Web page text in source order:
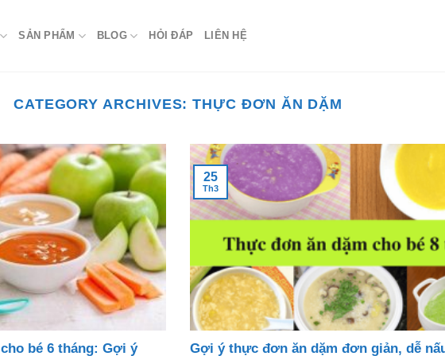
SẢN PHẨM BLOG HỎI ĐÁP LIÊN HỆ
CATEGORY ARCHIVES:THỰC ĐƠN ĂN DẶM
bé 6 tháng: Gợi ý
Gợi ý thực đơn ăn dặm đơn giản, dễ
25
Th3